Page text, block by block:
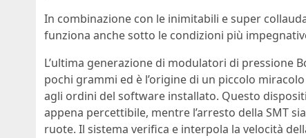
In combinazione con le inimitabili e super
funziona anche sotto le condizioni più
L’ultima generazione di modulatori di pressione
pochi grammi ed è l’origine di un piccolo
agli ordini del software installato. Questo
appena percettibile, mentre l’arresto della SMT
ruote. Il sistema verifica e interpola la velocità